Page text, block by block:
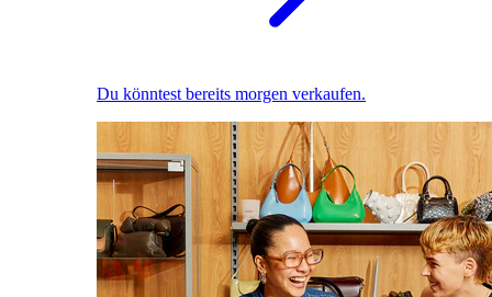
Du könntest bereits morgen verkaufen.